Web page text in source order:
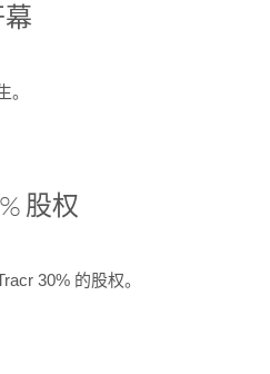
。
股权
30% 的股权。